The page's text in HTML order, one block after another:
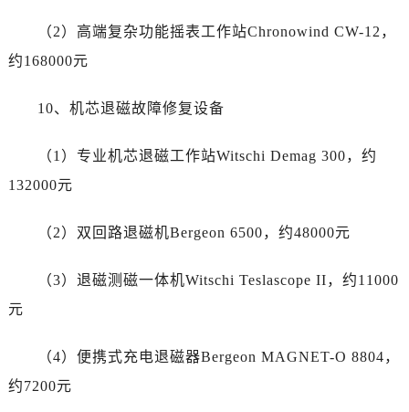
重庆市江北区观音桥步行街2号融恒时代广场9层902室劳力士售后服务中心（需提前预约）
广东省佛山市禅城区季华五路57号万科金融中心C座12层1205室劳力士售后服务中心（需提前预约）
（2）高端复杂功能摇表工作站Chronowind CW-12，
约168000元
10、机芯退磁故障修复设备
（1）专业机芯退磁工作站Witschi Demag 300，约
132000元
（2）双回路退磁机Bergeon 6500，约48000元
（3）退磁测磁一体机Witschi Teslascope II，约11000
元
（4）便携式充电退磁器Bergeon MAGNET-O 8804，
约7200元